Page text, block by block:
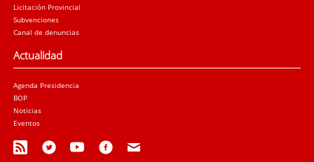
Licitación Provincial
Subvenciones
Canal de denuncias
Actualidad
Agenda Presidencia
BOP
Noticias
Eventos